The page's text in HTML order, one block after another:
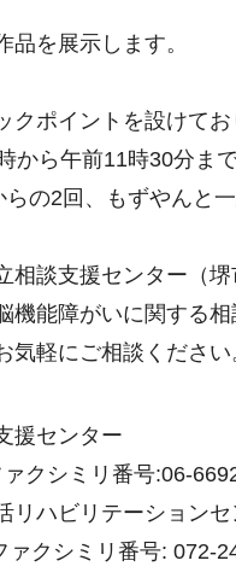
を展示します。
ポイントを設けてお
から午前11時30分ま
の2回、もずやんと一
談支援センター（
機能障がいに関する
軽にご相談ください
援センター
クシミリ番号:06-
リハビリテーション
クシミリ番号: 072-